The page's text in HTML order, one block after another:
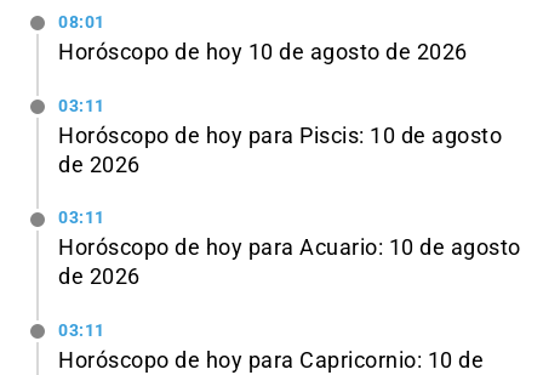
08:01
Horóscopo de hoy 10 de agosto de 2026
03:11
Horóscopo de hoy para Piscis: 10 de agosto
de 2026
03:11
Horóscopo de hoy para Acuario: 10 de agosto
de 2026
03:11
Horóscopo de hoy para Capricornio: 10 de